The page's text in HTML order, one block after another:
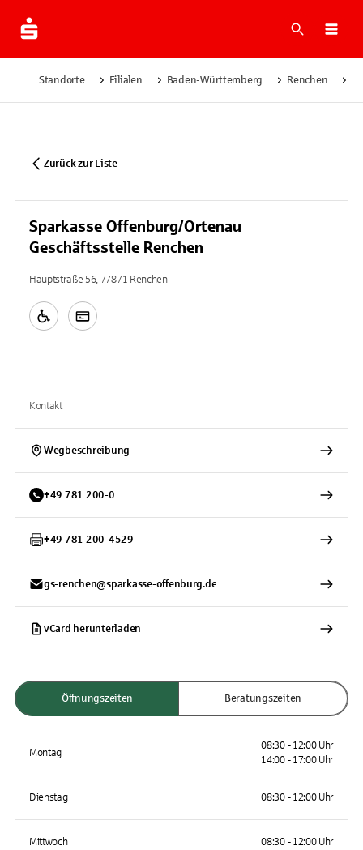
Suche
Standorte Filialen Baden-Württemberg Renchen
Zurück zur Liste
Sparkasse Offenburg/Ortenau
Geschäftsstelle Renchen
Hauptstraße 56, 77871 Renchen
Kontakt
Wegbeschreibung
+49 781 200-0
+49 781 200-4529
gs-renchen@sparkasse-offenburg.de
vCard herunterladen
Öffnungszeiten Beratungszeiten
Montag
08:30 - 12:00 Uhr
14:00 - 17:00 Uhr
Dienstag 08:30 - 12:00 Uhr
Mittwoch 08:30 - 12:00 Uhr